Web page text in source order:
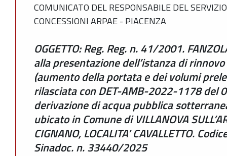
COMUNICATO DEL RESPONSABILE DEL
CONCESSIONI ARPAE - PIACENZA
OGGETTO: Reg. Reg. n. 41/2001.
alla presentazione dell’istanza di
(aumento della portata e dei volumi
rilasciata con DET-AMB-2022-1178 del
derivazione di acqua pubblica
ubicato in Comune di VILLANOVA
CIGNANO, LOCALITA’ CAVALLETTO.
Sinadoc. n. 33440/2025